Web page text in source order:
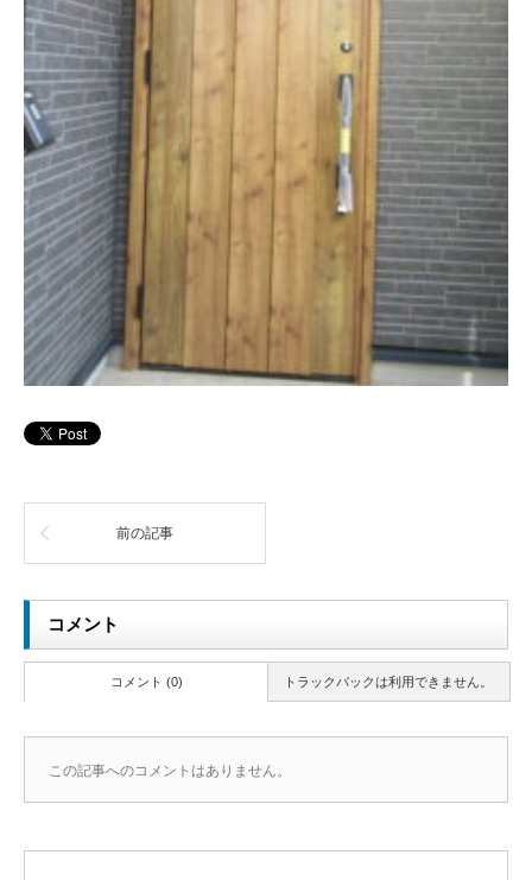
前の記事
コメント
トラックバックは利用できません。
コメント (0)
この記事へのコメントはありません。